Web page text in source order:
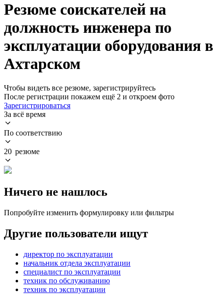
Резюме соискателей на
должность инженера по
эксплуатации оборудования в
Ахтарском
Чтобы видеть все резюме, зарегистрируйтесь
После регистрации покажем ещё 2 и откроем фото
Зарегистрироваться
За всё время
По соответствию
20 резюме
Ничего не нашлось
Попробуйте изменить формулировку или фильтры
Другие пользователи ищут
директор по эксплуатации
начальник отдела эксплуатации
специалист по эксплуатации
техник по обслуживанию
техник по эксплуатации